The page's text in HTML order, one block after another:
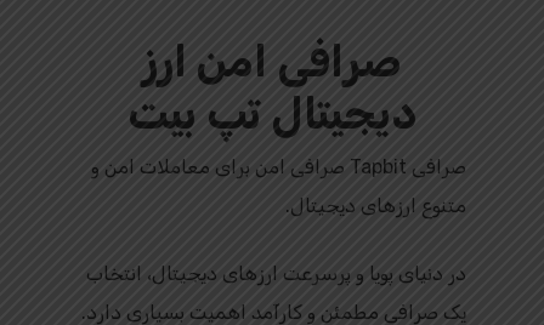
صرافی امن ارز
دیجیتال تپ بیت
صرافی Tapbit صرافی امن برای معاملات امن و
متنوع ارزهای دیجیتال.
در دنیای پویا و پرسرعت ارزهای دیجیتال، انتخاب
یک صرافی مطمئن و کارآمد اهمیت بسیاری دارد.